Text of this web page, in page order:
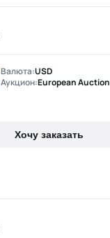
Валюта:USD
Аукцион:European Auction
Хочу заказать